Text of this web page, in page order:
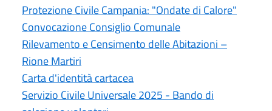
Protezione Civile Campania: "Ondate di Calore"
Convocazione Consiglio Comunale
Rilevamento e Censimento delle Abitazioni –
Rione Martiri
Carta d'identità cartacea
Servizio Civile Universale 2025 - Bando di